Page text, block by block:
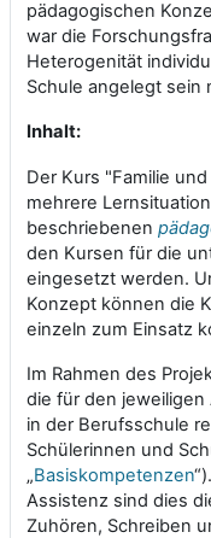
pädagogischen
war die
Heterogenität
Schule angelegt sein
Inhalt:
Der Kurs "Familie
mehrere
beschriebenen
den Kursen für die
eingesetzt werden.
Konzept können die
einzeln zum Einsatz
Im Rahmen des
die für den
in der Berufsschule
Schülerinnen und
„Basiskompetenzen
Assistenz sind dies
Zuhören, Schreiben